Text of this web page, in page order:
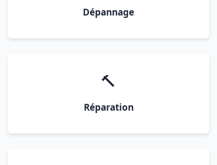
Dépannage
🔨
Réparation